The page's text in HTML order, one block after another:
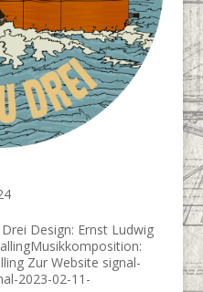
Design: Ernst Ludwig
Zur Website signal-
2023-02-11-